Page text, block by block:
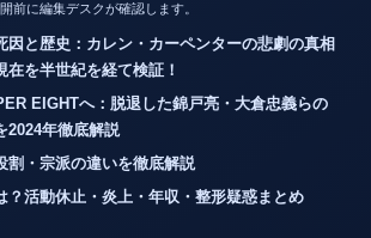
前に編集デスクが確認します。
因と歴史：カレン・カーペンターの悲劇の真相
在を半世紀を経て検証！
EIGHTへ：脱退した錦戸亮・大倉忠義らの
2024年徹底解説
割・宗派の違いを徹底解説
？活動休止・炎上・年収・整形疑惑まとめ